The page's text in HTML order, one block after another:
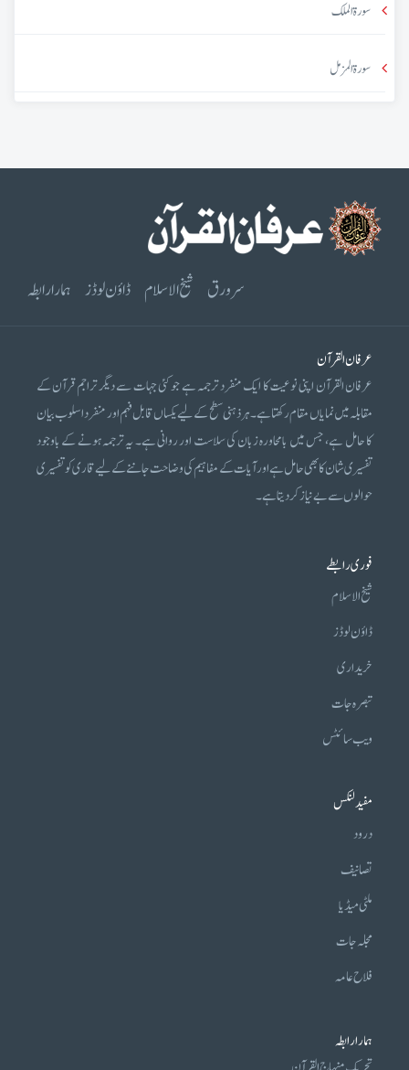
سورۃ الملک
سورۃ المزمل
سرورق شیخ الاسلام ڈاؤن لوڈز ہمارا رابطہ
عرفان القرآن
عرفان القرآن اپنی نوعیت کا ایک منفرد ترجمہ ہے جو کئی جہات سے دیگر تراجم قرآن کے
مقابلہ میں نمایاں مقام رکھتا ہے۔ ہر ذہنی سطح کے لیے یکساں قابل فہم اور منفرد اسلوب بیان
کا حامل ہے، جس میں بامحاورہ زبان کی سلاست اور روانی ہے۔ یہ ترجمہ ہونے کے باوجود
تفسیری شان کا بھی حامل ہے اور آیات کے مفاہیم کی وضاحت جاننے کے لیے قاری کو تفسیری
حوالوں سے بے نیاز کر دیتا ہے۔
فوری رابطے
شیخ الاسلام
ڈاؤن لوڈز
خریداری
تبصرہ جات
ویب سائٹس
مفید لنکس
درود
تصانیف
ملٹی میڈیا
مجلہ جات
فلاح عامہ
ہمارا رابطہ